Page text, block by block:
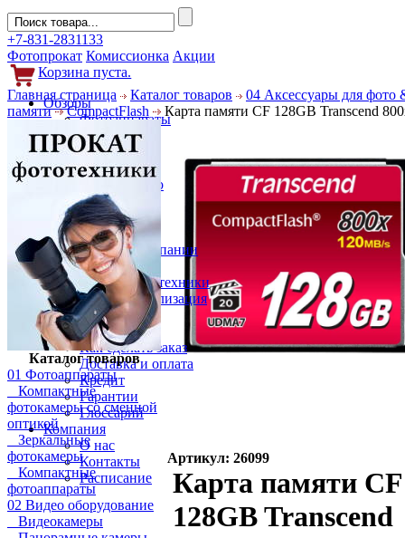
+7-831-2831133
Фотопрокат Комиссионка Акции
Корзина пуста.
Обзоры
Фотоаппараты
Объективы
Фильтры
Новости
Фото и видео
Гаджеты
Аксессуары
Слухи
Новости компании
Услуги
Прокат фототехники
Выкуп и реализация
Покупателям
Акции
Как сделать заказ
Доставка и оплата
Кредит
Гарантии
Глоссарий
Компания
О нас
Контакты
Расписание
Главная страница Каталог товаров
04 Аксессуары для фото
памяти
CompactFlash Карта памяти CF 128GB Transcend
Каталог товаров
01 Фотоаппараты
Компактные
фотокамеры со сменной
оптикой
Зеркальные
фотокамеры
Компактные
фотоаппараты
02 Видео оборудование
Видеокамеры
Артикул: 26099
Карта памяти CF
128GB Transcend